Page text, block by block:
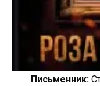
Письменник: